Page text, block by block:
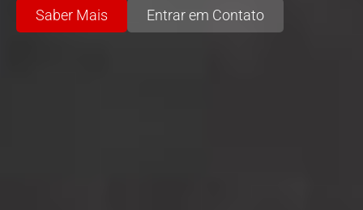
Saber Mais Entrar em Contato